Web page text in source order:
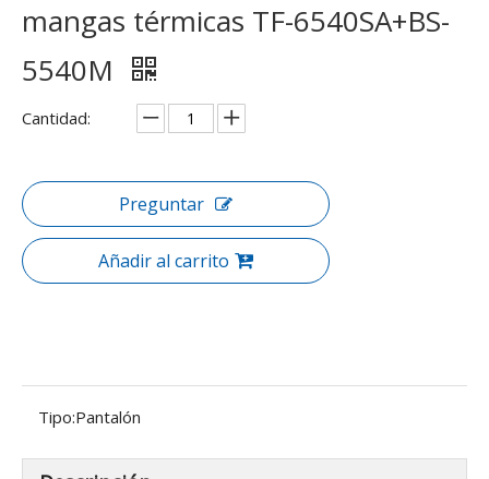
mangas térmicas TF-6540SA+BS-
5540M
Cantidad:
Preguntar
Añadir al carrito
Tipo:Pantalón